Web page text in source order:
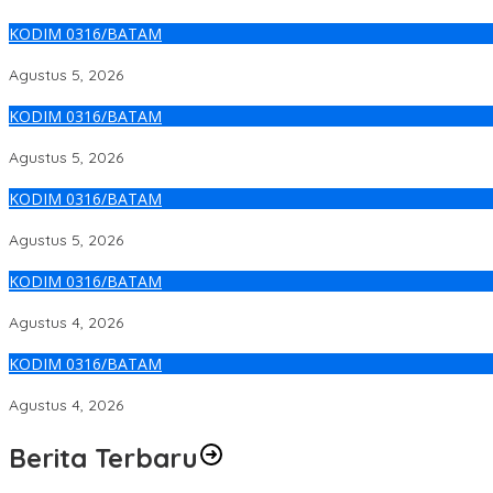
KODIM 0316/BATAM
Agustus 5, 2026
KODIM 0316/BATAM
Agustus 5, 2026
KODIM 0316/BATAM
Agustus 5, 2026
KODIM 0316/BATAM
Agustus 4, 2026
KODIM 0316/BATAM
Agustus 4, 2026
Berita Terbaru